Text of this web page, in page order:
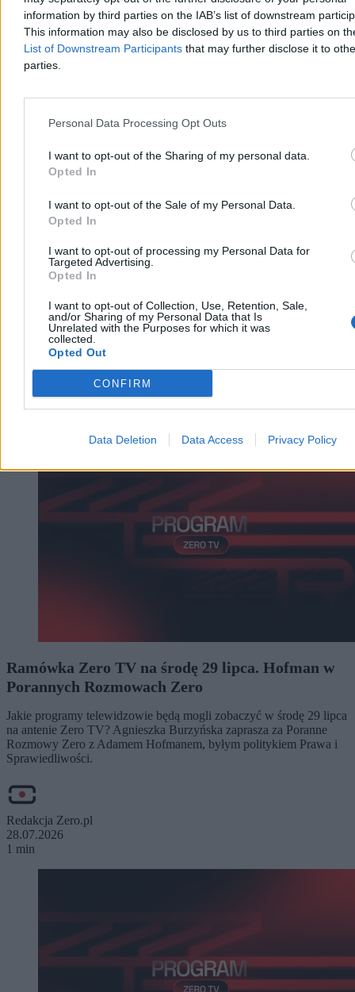
information by third parties on the IAB’s list of downstream
This information may also be disclosed by us to third parties on
List of Downstream Participants that may further disclose it to
parties.
Personal Data Processing Opt Outs
I want to opt-out of the Sharing of my personal data.
Opted In
I want to opt-out of the Sale of my Personal Data.
Opted In
I want to opt-out of processing my Personal Data for
Targeted Advertising.
Opted In
I want to opt-out of Collection, Use, Retention, Sale,
and/or Sharing of my Personal Data that Is
Unrelated with the Purposes for which it was
collected.
Opted Out
CONFIRM
Data Deletion Data Access Privacy Policy
Ramówka Zero TV na środę 29 lipca. Hofman w
Porannych Rozmowach Zero
Jakie programy telewidzowie będą mogli zobaczyć w środę 29 lipca
na antenie Zero TV? Agnieszka Burzyńska zaprasza za Poranne
Rozmowy Zero z Adamem Hofmanem, byłym politykiem Prawa i
Sprawiedliwości.
Redakcja Zero.pl
28.07.2026
1 min